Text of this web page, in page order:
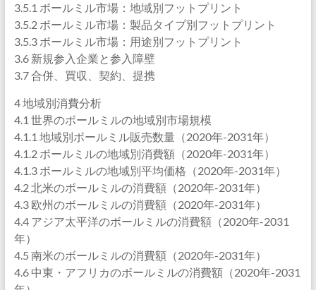
3.5.1 ボールミル市場：地域別フットプリント
3.5.2 ボールミル市場：製品タイプ別フットプリント
3.5.3 ボールミル市場：用途別フットプリント
3.6 新規参入企業と参入障壁
3.7 合併、買収、契約、提携
4 地域別消費分析
4.1 世界のボールミルの地域別市場規模
4.1.1 地域別ボールミル販売数量（2020年-2031年）
4.1.2 ボールミルの地域別消費額（2020年-2031年）
4.1.3 ボールミルの地域別平均価格（2020年-2031年）
4.2 北米のボールミルの消費額（2020年-2031年）
4.3 欧州のボールミルの消費額（2020年-2031年）
4.4 アジア太平洋のボールミルの消費額（2020年-2031
年）
4.5 南米のボールミルの消費額（2020年-2031年）
4.6 中東・アフリカのボールミルの消費額（2020年-2031